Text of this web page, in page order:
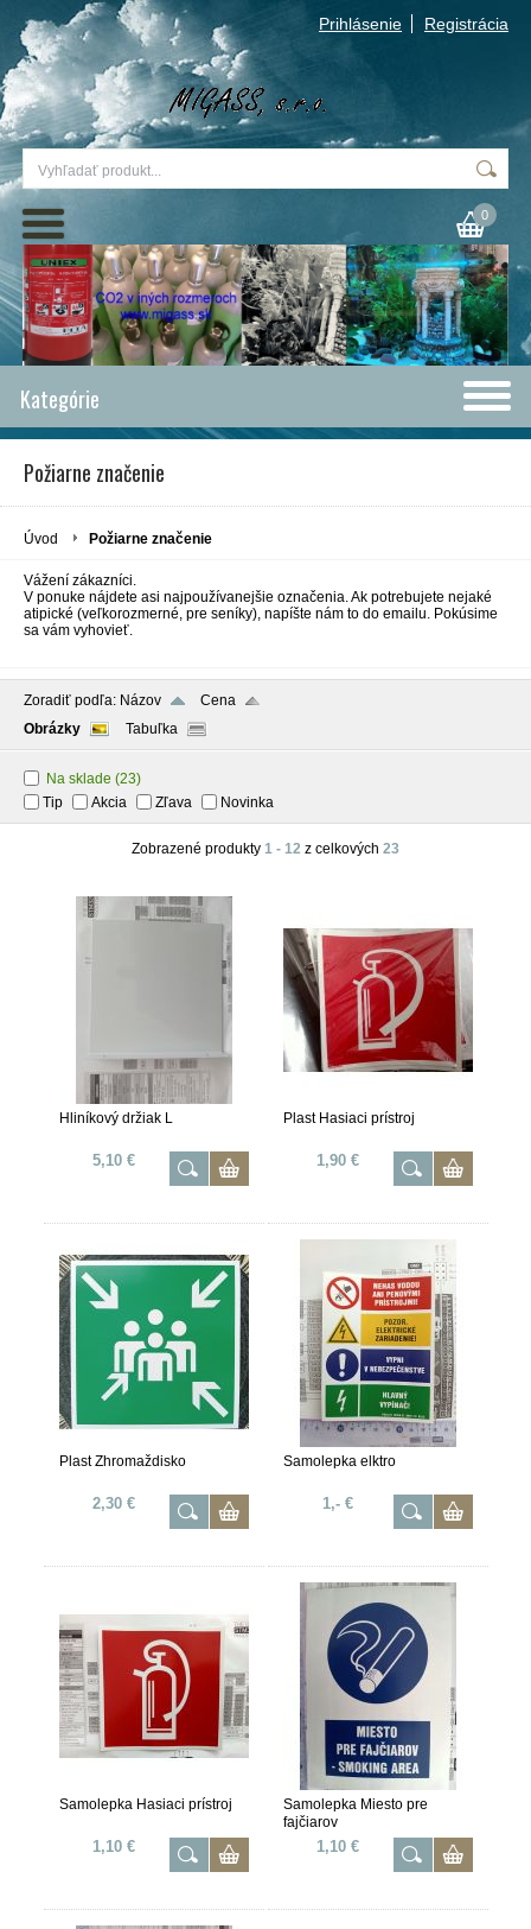
Prihlásenie Registrácia
0
Kategórie
Požiarne značenie
Úvod Požiarne značenie
Vážení zákazníci.
V ponuke nájdete asi najpoužívanejšie označenia. Ak potrebujete nejaké
atipické (veľkorozmerné, pre seníky), napíšte nám to do emailu. Pokúsime
sa vám vyhovieť.
Zoradiť podľa: Názov
Cena
Obrázky
Tabuľka
Na sklade (23)
Tip
Akcia Zľava Novinka
Zobrazené produkty 1 - 12 z celkových 23
Hliníkový držiak L
5,10 €
Plast Hasiaci prístroj
1,90 €
Plast Zhromaždisko
2,30 €
Samolepka elktro
1,- €
Samolepka Hasiaci prístroj
1,10 €
Samolepka Miesto pre
fajčiarov
1,10 €